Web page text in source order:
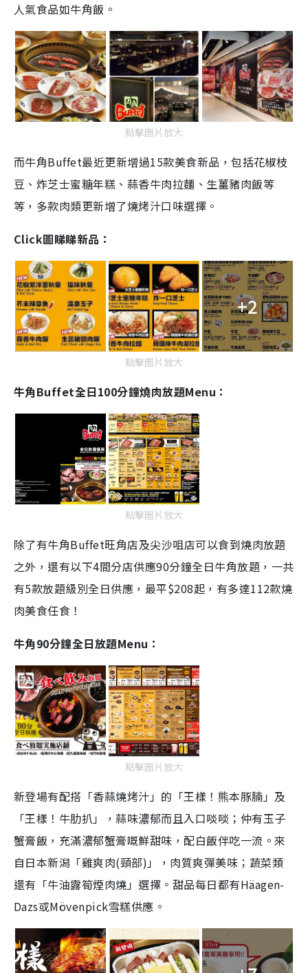
人氣食品如牛角飯。
點擊圖片放大
而牛角Buffet最近更新增過15款美食新品，包括花椒枝
豆、炸芝士蜜糖年糕、蒜香牛肉拉麵、生薑豬肉飯等
等，多款肉類更新增了燒烤汁口味選擇。
Click圖睇睇新品：
+2
點擊圖片放大
牛角Buffet全日100分鐘燒肉放題Menu：
點擊圖片放大
除了有牛角Buffet旺角店及尖沙咀店可以食到燒肉放題
之外，還有以下4間分店供應90分鐘全日牛角放題，一共
有5款放題級別全日供應，最平$208起，有多達112款燒
肉美食任食！
牛角90分鐘全日放題Menu：
點擊圖片放大
新登場有配搭「香蒜燒烤汁」的「王樣！熊本豚腩」及
「王樣！牛肋扒」，蒜味濃郁而且入口啖啖；仲有玉子
蟹膏飯，充滿濃郁蟹膏嘅鮮甜味，配白飯伴吃一流。來
自日本新潟「雞爽肉(頸部)」，肉質爽彈美味；蔬菜類
還有「牛油露筍煙肉燒」選擇。甜品每日都有Häagen-
Dazs或Mövenpick雪糕供應。